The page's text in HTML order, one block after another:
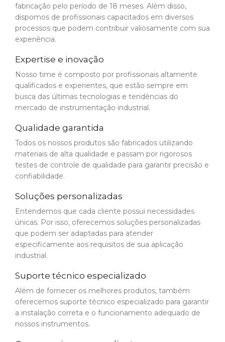
fabricação pelo período de 18 meses. Além disso,
dispomos de profissionais capacitados em diversos
processos que podem contribuir valiosamente com sua
experiência.
Expertise e inovação
Nosso time é composto por profissionais altamente
qualificados e experientes, que estão sempre em
busca das últimas tecnologias e tendências do
mercado de instrumentação industrial.
Qualidade garantida
Todos os nossos produtos são fabricados utilizando
materiais de alta qualidade e passam por rigorosos
testes de controle de qualidade para garantir precisão e
confiabilidade.
Soluções personalizadas
Entendemos que cada cliente possui necessidades
únicas. Por isso, oferecemos soluções personalizadas
que podem ser adaptadas para atender
especificamente aos requisitos de sua aplicação
industrial.
Suporte técnico especializado
Além de fornecer os melhores produtos, também
oferecemos suporte técnico especializado para garantir
a instalação correta e o funcionamento adequado de
nossos instrumentos.